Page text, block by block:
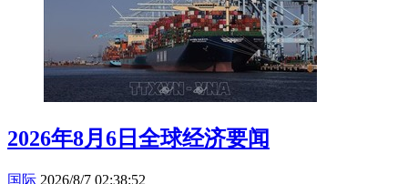
2026年8月6日全球经济要闻
国际 2026/8/7 02:38:52